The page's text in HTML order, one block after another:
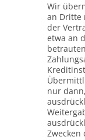
Wir
an Dritte
der
etwa an
nur